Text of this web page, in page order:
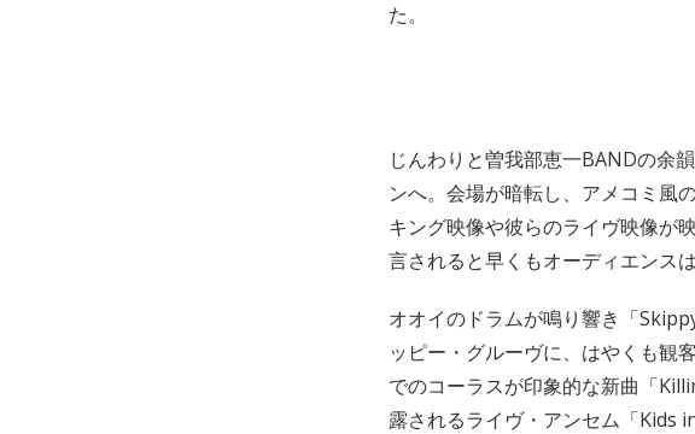
た。
じんわりと曽我部恵一BANDの余
ンへ。会場が暗転し、アメコミ風
キング映像や彼らのライヴ映像が
言されると早くもオーディエンスは
オオイのドラムが鳴り響き「
ッピー・グルーヴに、はやくも観
でのコーラスが印象的な新曲「
露されるライヴ・アンセム「Kids